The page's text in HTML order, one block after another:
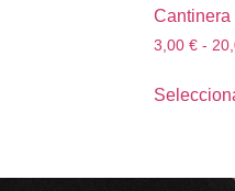
Cantinera
3,00 € -